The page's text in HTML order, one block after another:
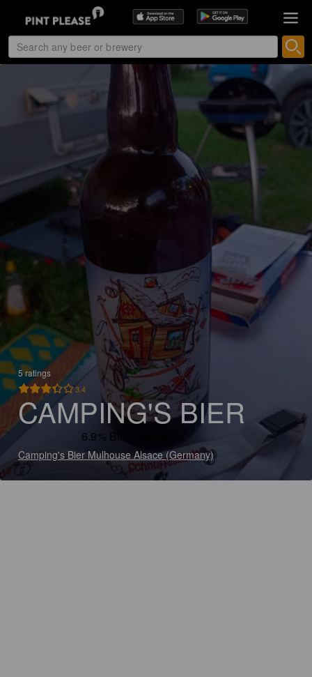
5 ratings
3.4
CAMPING'S BIER
6.9% Bière de Garde
Camping's Bier Mulhouse Alsace (Germany)